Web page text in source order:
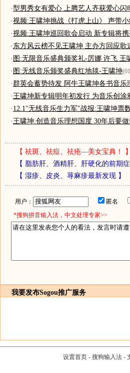
·型男秀女有爱心 上腾艺人齐获爱心闪
·视频:王啸坤挑战《打虎上山》 声带
·视频:王啸坤巡回歌会启动 新专辑将
·东方风云榜不见王啸坤 主办方回应歌
·图:无限音乐盛典颁奖礼-厉娜 许飞 王
·图:无线音乐颁奖盛典红地毯-王啸坤
·群英会蓄势待发 阿牛王啸坤各书音乐
·王啸坤新专辑明年初发行 为音乐创涂
·12.1"无线音乐生力军"战报:王啸坤票
·王啸坤:创造音乐理想国度 30年后要
【 祛斑、祛痘、祛疮—美女宝典！ 】
【 脂肪肝、酒精肝、肝硬化的前期
【 湿疹、皮炎、荨麻疹最新发现】
用户： 匿名
*搜狗拼音输入法，中文处理专家>>
我要发布Sogou推广服务
设置首页- 搜狗输入法-